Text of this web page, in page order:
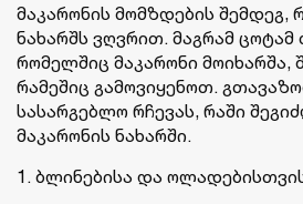
მაკარონის მომზდების შემდეგ,
ნახარშს ვღვრით. მაგრამ
რომელშიც მაკარონი მოიხარშა,
რამეშიც გამოვიყენოთ.
სასარგებლო რჩევას, რაში
მაკარონის ნახარში.
1. ბლინებისა და